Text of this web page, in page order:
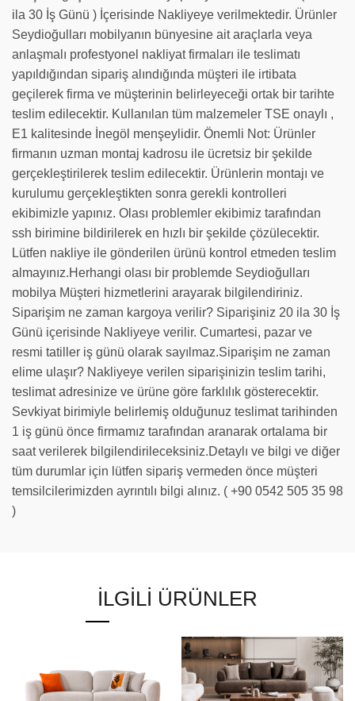
ila 30 İş Günü ) İçerisinde Nakliyeye verilmektedir. Ürünler
Seydioğulları mobilyanın bünyesine ait araçlarla veya
anlaşmalı profestyonel nakliyat firmaları ile teslimatı
yapıldığından sipariş alındığında müşteri ile irtibata
geçilerek firma ve müşterinin belirleyeceği ortak bir tarihte
teslim edilecektir. Kullanılan tüm malzemeler TSE onaylı ,
E1 kalitesinde İnegöl menşeylidir. Önemli Not: Ürünler
firmanın uzman montaj kadrosu ile ücretsiz bir şekilde
gerçekleştirilerek teslim edilecektir. Ürünlerin montajı ve
kurulumu gerçekleştikten sonra gerekli kontrolleri
ekibimizle yapınız. Olası problemler ekibimiz tarafından
ssh birimine bildirilerek en hızlı bir şekilde çözülecektir.
Lütfen nakliye ile gönderilen ürünü kontrol etmeden teslim
almayınız.Herhangi olası bir problemde Seydioğulları
mobilya Müşteri hizmetlerini arayarak bilgilendiriniz.
Siparişim ne zaman kargoya verilir? Siparişiniz 20 ila 30 İş
Günü içerisinde Nakliyeye verilir. Cumartesi, pazar ve
resmi tatiller iş günü olarak sayılmaz.Siparişim ne zaman
elime ulaşır? Nakliyeye verilen siparişinizin teslim tarihi,
teslimat adresinize ve ürüne göre farklılık gösterecektir.
Sevkiyat birimiyle belirlemiş olduğunuz teslimat tarihinden
1 iş günü önce firmamız tarafından aranarak ortalama bir
saat verilerek bilgilendirileceksiniz.Detaylı ve bilgi ve diğer
tüm durumlar için lütfen sipariş vermeden önce müşteri
temsilcilerimizden ayrıntılı bilgi alınız. ( +90 0542 505 35 98
)
İLGILI ÜRÜNLER